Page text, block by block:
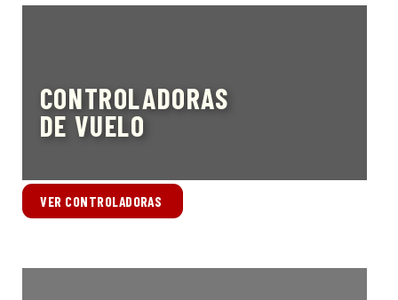
CONTROLADORAS
DE VUELO
VER CONTROLADORAS